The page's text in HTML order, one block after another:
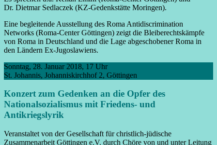
Dr. Dietmar Sedlaczek (KZ-Gedenk­stätte Moringen).
Eine begleitende Ausstellung des Roma Anti­discrimination
Networks (Roma-Center Göttingen) zeigt die Bleibe­rechts­kämpfe
von Roma in Deutschland und die Lage abgeschobener Roma in
den Ländern Ex-Jugo­slawiens.
Sonntag, 28. Januar 2018, 17 Uhr
St. Johannis, Johanniskirchhof 2, Göttingen
Konzert zum Gedenken an die Opfer des
Nationalsozialismus mit Friedens- und
Antikriegslyrik
Veranstaltet von der Gesellschaft für christlich-jüdische
Zusammenarbeit Göttingen e.V. durch Chöre von und unter Leitung